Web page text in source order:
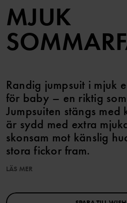
MJUK
Randig jumpsuit i mjuk
för baby – en riktig
Jumpsuiten stängs med
är sydd med extra
skonsam mot känslig
stora fickor fram.
Egenskaper:
LÄS MER